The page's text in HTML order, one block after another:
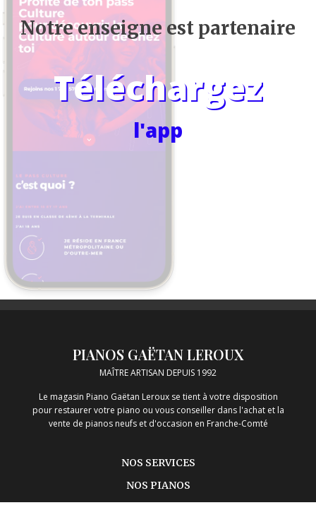
Téléchargez
l'app
PIANOS GAËTAN LEROUX
pour restaurer votre piano ou vous conseiller dans l'achat et la
vente de pianos neufs et d'occasion en Franche-Comté
NOS SERVICES
NOS PIANOS
MENTIONS LÉGALES
Réseaux sociaux